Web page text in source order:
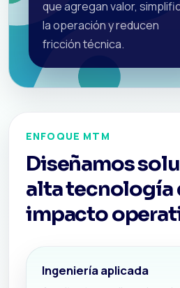
que agregan valor,
la operación y reducen
fricción técnica.
ENFOQUE MTM
Diseñamos
alta tecnología
impacto
Ingeniería aplicada